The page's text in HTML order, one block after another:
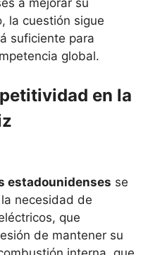
la cuestión sigue
suficiente para
global.
en la
estadounidenses se
necesidad de
que
de mantener su